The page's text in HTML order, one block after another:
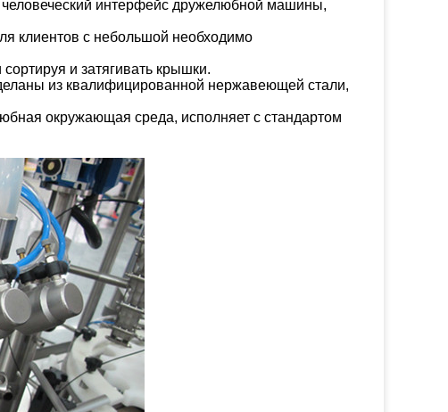
интерфейс дружелюбной машины,
клиентов с небольшой необходимо
и затягивать крышки.
из квалифицированной нержавеющей стали,
окружающая среда, исполняет с стандартом